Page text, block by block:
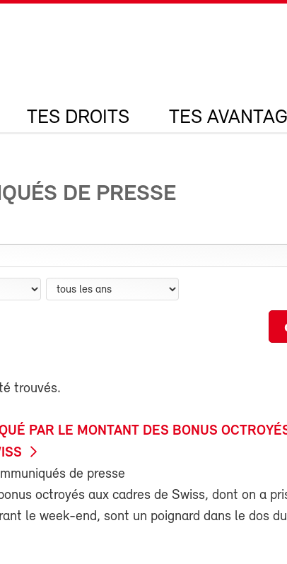
TES DROITS TES
DE PRESSE
trouvés.
PAR LE MONTANT DES BONUS
de presse
octroyés aux cadres de Swiss, dont on a
le week-end, sont un poignard dans le dos